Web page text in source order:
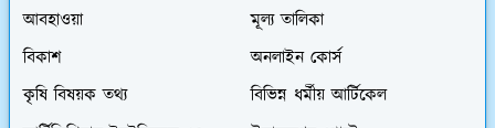
আবহাওয়া
মূল্য তালিকা
বিকাশ
অনলাইন কোর্স
কৃষি বিষয়ক তথ্য
বিভিন্ন ধর্মীয় আর্টিকেল